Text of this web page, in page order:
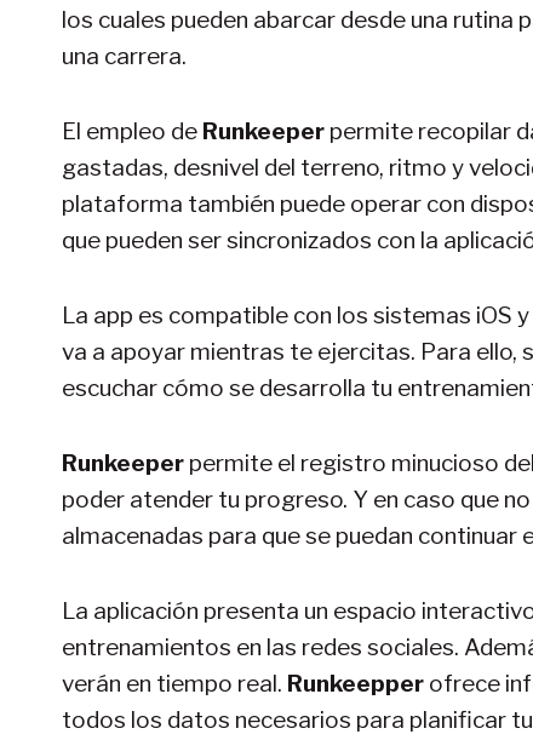
los cuales pueden abarcar desde una
una carrera.
El empleo de Runkeeper permite recopilar
gastadas, desnivel del terreno, ritmo y
plataforma también puede operar con
que pueden ser sincronizados con la
La app es compatible con los sistemas iOS
va a apoyar mientras te ejercitas. Para
escuchar cómo se desarrolla tu
Runkeeper permite el registro minucioso
poder atender tu progreso. Y en caso que
almacenadas para que se puedan continuar
La aplicación presenta un espacio
entrenamientos en las redes sociales.
verán en tiempo real. Runkeepper ofrece
todos los datos necesarios para planificar